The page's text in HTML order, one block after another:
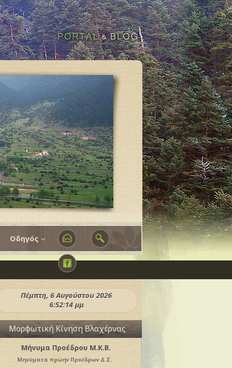
Οδηγός
Πέμπτη, 6 Αυγούστου 2026
6:52:17 μμ
Μορφωτική Κίνηση Βλαχέρνας
Μήνυμα Προέδρου M.K.B.
Μηνύματα πρώην Προέδρων Δ.Σ.